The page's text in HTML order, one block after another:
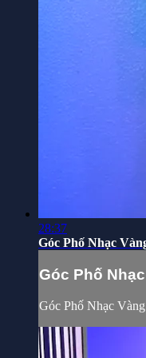
28:37
Góc Phố Nhạc
Góc Phố
Góc Phố Nhạc